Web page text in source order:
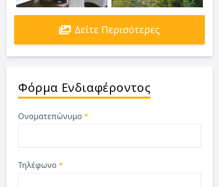
Δείτε Περισότερες
Φόρμα Ενδιαφέροντος
Ονοματεπώνυμο *
Τηλέφωνο *